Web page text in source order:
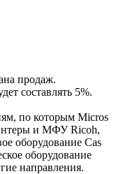
продаж.
составлять 5%.
по которым Micros
и МФУ Ricoh,
оборудование Cas
оборудование
направления.